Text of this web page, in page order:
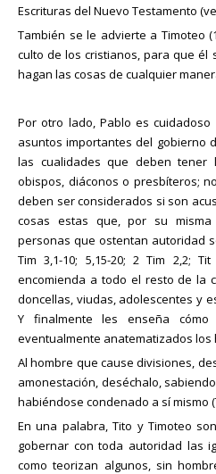
Escrituras del Nuevo Testamento
También se le advierte a Timoteo
culto de los cristianos, para que él
hagan las cosas de cualquier
Por otro lado, Pablo es
asuntos importantes del gobierno
las cualidades que deben tener
obispos, diáconos o presbíteros;
deben ser considerados si son
cosas estas que, por su misma
personas que ostentan autoridad
Tim 3,1-10; 5,15-20; 2 Tim 2,2;
encomienda a todo el resto de la
doncellas, viudas, adolescentes y
Y finalmente les enseña
eventualmente anatematizados los
Al hombre que cause divisiones,
amonestación, deséchalo,
habiéndose condenado a sí mismo
En una palabra, Tito y Timoteo
gobernar con toda autoridad las
como teorizan algunos, sin